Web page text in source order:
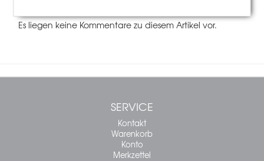
Es liegen keine Kommentare zu diesem Artikel vor.
SERVICE
Kontakt
Warenkorb
Konto
Merkzettel